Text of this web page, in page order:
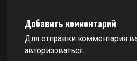
Добавить комментарий
Для отправки комментария
авторизоваться.